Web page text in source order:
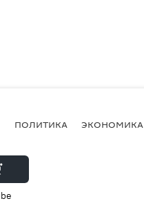
ПОЛИТИКА ЭКОНОМИКА